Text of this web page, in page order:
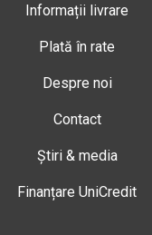
Informații livrare
Plată în rate
Despre noi
Contact
Știri & media
Finanțare UniCredit